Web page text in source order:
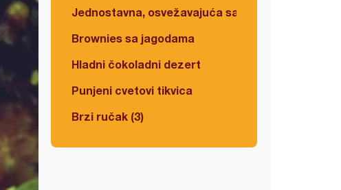
Jednostavna, osvežavajuća salata
Brownies sa jagodama
Hladni čokoladni dezert
Punjeni cvetovi tikvica
Brzi ručak (3)